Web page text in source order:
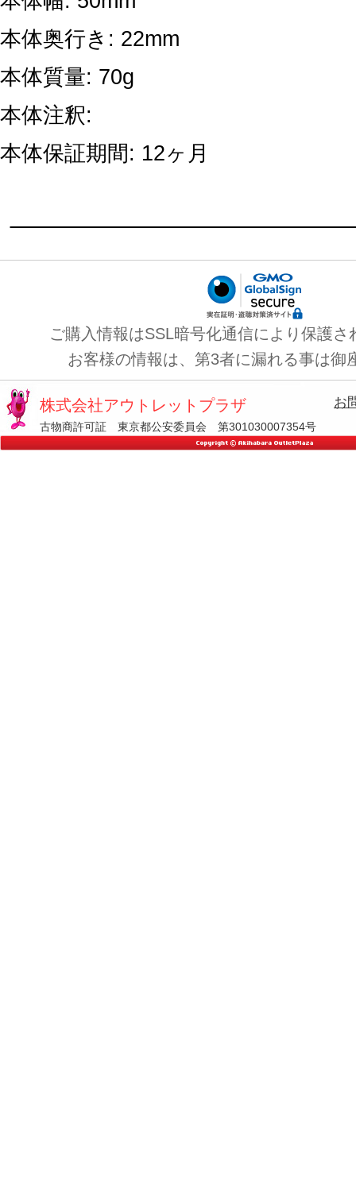
本体奥行き: 22mm
本体質量: 70g
本体注釈:
本体保証期間: 12ヶ月
ご購入情報はSSL暗号化通信により保護さ
お客様の情報は、第3者に漏れる事は御
株式会社アウトレットプラザ
古物商許可証 東京都公安委員会 第301030007354号
お